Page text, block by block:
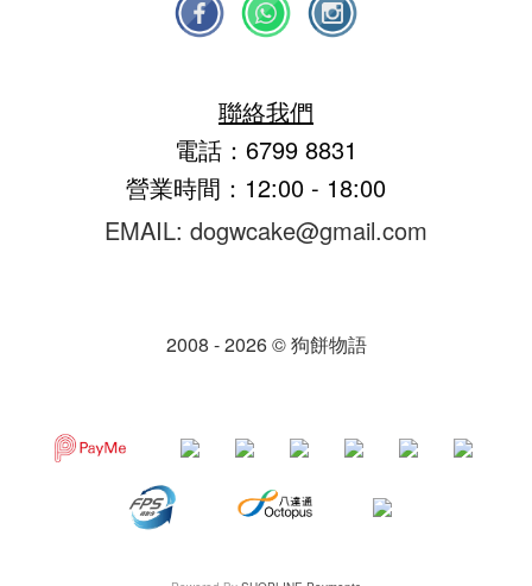
聯絡我們
電話：6799 8831
營業時間：12:00 - 18:00
EMAIL: dogwcake@gmail.com
2008 - 2026 © 狗餅物語